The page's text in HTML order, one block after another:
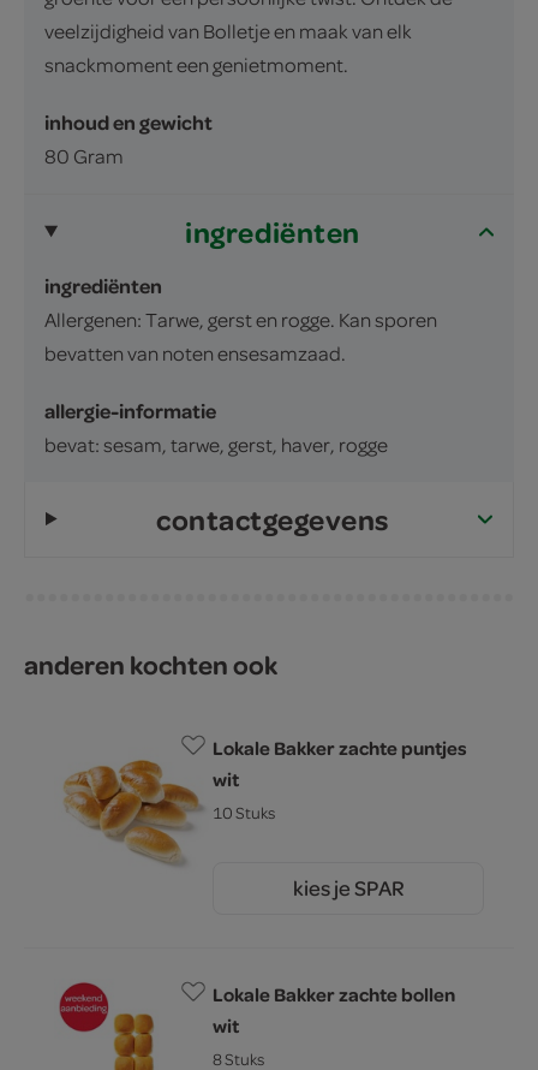
veelzijdigheid van Bolletje en maak van elk
snackmoment een genietmoment.
inhoud en gewicht
80 Gram
ingrediënten
ingrediënten
Allergenen: Tarwe, gerst en rogge. Kan sporen
bevatten van noten ensesamzaad.
allergie-informatie
bevat: sesam, tarwe, gerst, haver, rogge
contactgegevens
anderen kochten ook
Lokale Bakker zachte puntjes
wit
10 Stuks
kies je SPAR
Lokale Bakker zachte bollen
wit
8 Stuks